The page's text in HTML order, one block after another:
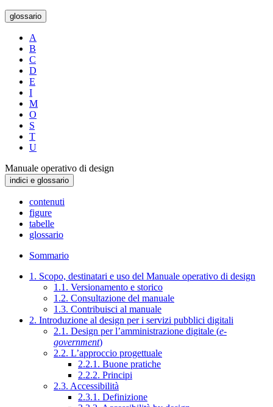
glossario
A
B
C
D
E
I
M
O
S
T
U
Manuale operativo di design
indici e glossario
contenuti
figure
tabelle
glossario
Sommario
1. Scopo, destinatari e uso del Manuale operativo di design
1.1. Versionamento e storico
1.2. Consultazione del manuale
1.3. Contribuisci al manuale
2. Introduzione al design per i servizi pubblici digitali
2.1. Design per l’amministrazione digitale (e-
government)
2.2. L’approccio progettuale
2.2.1. Buone pratiche
2.2.2. Principi
2.3. Accessibilità
2.3.1. Definizione